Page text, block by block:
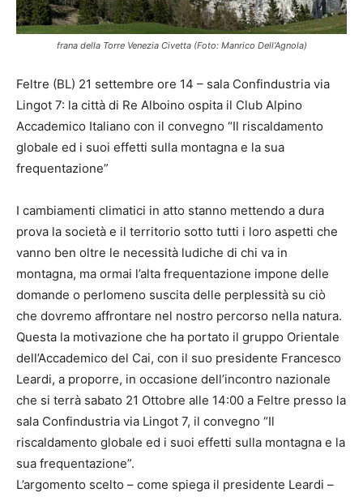
frana della Torre Venezia Civetta (Foto: Manrico Dell’Agnola)
Feltre (BL) 21 settembre ore 14 – sala Confindustria via
Lingot 7: la città di Re Alboino ospita il Club Alpino
Accademico Italiano con il convegno “Il riscaldamento
globale ed i suoi effetti sulla montagna e la sua
frequentazione”
I cambiamenti climatici in atto stanno mettendo a dura
prova la società e il territorio sotto tutti i loro aspetti che
vanno ben oltre le necessità ludiche di chi va in
montagna, ma ormai l’alta frequentazione impone delle
domande o perlomeno suscita delle perplessità su ciò
che dovremo affrontare nel nostro percorso nella natura.
Questa la motivazione che ha portato il gruppo Orientale
dell’Accademico del Cai, con il suo presidente Francesco
Leardi, a proporre, in occasione dell’incontro nazionale
che si terrà sabato 21 Ottobre alle 14:00 a Feltre presso la
sala Confindustria via Lingot 7, il convegno “Il
riscaldamento globale ed i suoi effetti sulla montagna e la
sua frequentazione”.
L’argomento scelto – come spiega il presidente Leardi –